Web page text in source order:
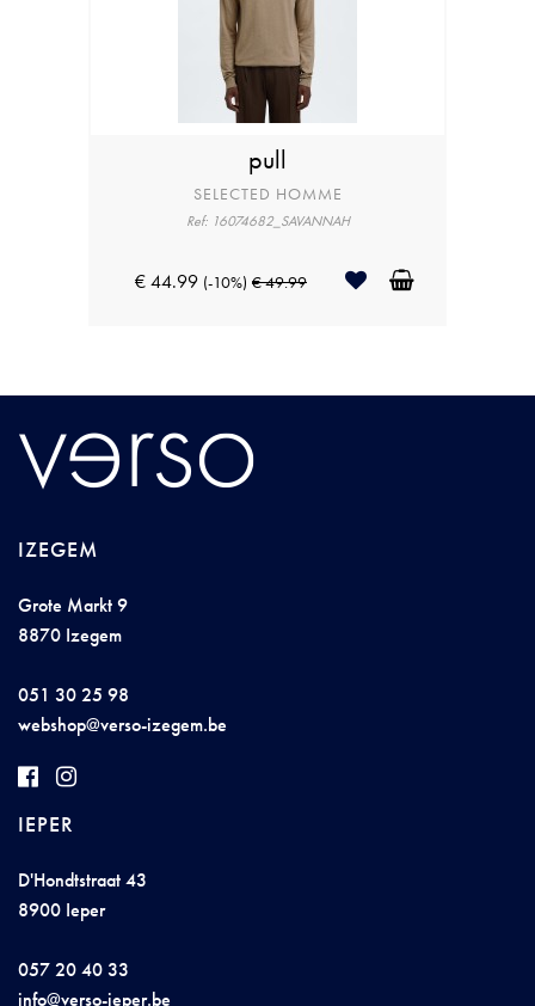
pull
SELECTED HOMME
Ref: 16074682_SAVANNAH
€ 44.99 (-10%) € 49.99
IZEGEM
Grote Markt 9
8870 Izegem
051 30 25 98
webshop@verso-izegem.be
IEPER
D'Hondtstraat 43
8900 Ieper
057 20 40 33
info@verso-ieper.be